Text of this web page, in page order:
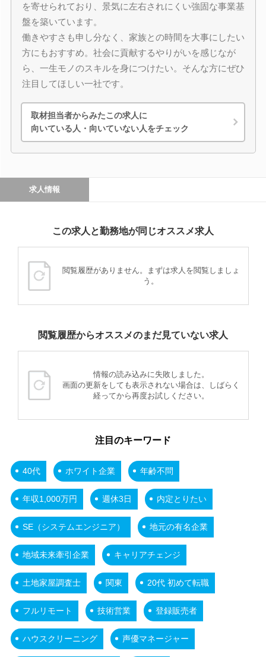
を寄せられており、景気に左右されにくい強固な事業基
盤を築いています。
働きやすさも申し分なく、家族との時間を大事にしたい
方にもおすすめ。社会に貢献するやりがいを感じなが
ら、一生モノのスキルを身につけたい。そんな方にぜひ
注目してほしい一社です。
取材担当者からみたこの求人に
向いている人・向いていない人をチェック
求人情報
この求人と勤務地が同じオススメ求人
閲覧履歴がありません。まずは求人を閲覧しましょ
う。
閲覧履歴からオススメのまだ見ていない求人
情報の読み込みに失敗しました。
画面の更新をしても表示されない場合は、しばらく
経ってから再度お試しください。
注目のキーワード
40代 ホワイト企業 年齢不問
年収1,000万円 週休3日 内定とりたい
SE（システムエンジニア） 地元の有名企業
地域未来牽引企業 キャリアチェンジ
土地家屋調査士 関東 20代 初めて転職
フルリモート 技術営業 登録販売者
ハウスクリーニング 声優マネージャー